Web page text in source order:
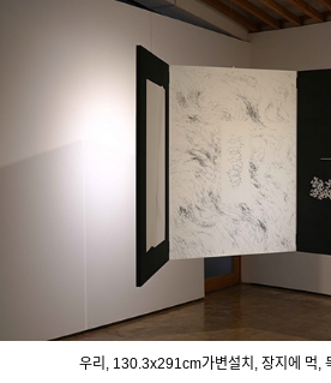
우리, 130.3x291cm가변설치, 장지에 먹,